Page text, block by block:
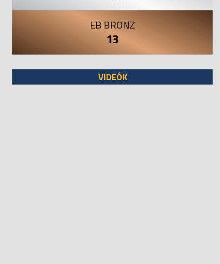
EB BRONZ
13
VIDEÓK